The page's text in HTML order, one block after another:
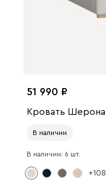
51 990
Кровать
В наличии
В наличии: 6 шт.
+108